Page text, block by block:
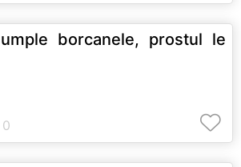
borcanele, prostul le